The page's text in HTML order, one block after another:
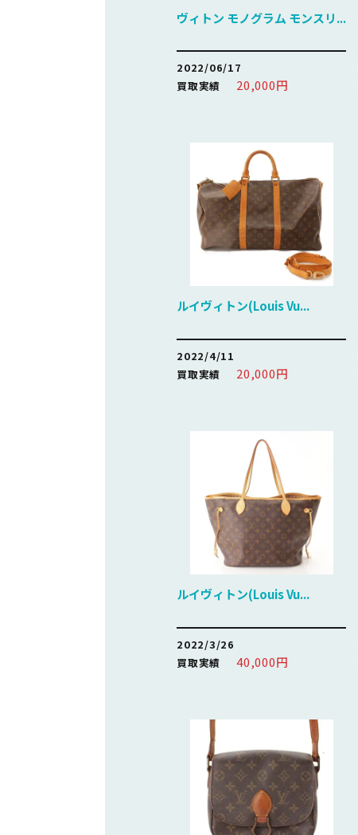
ヴィトン モノグラム モンスリ...
2022/06/17
買取実績
20,000円
ルイヴィトン(Louis Vu...
2022/4/11
買取実績
20,000円
ルイヴィトン(Louis Vu...
2022/3/26
買取実績
40,000円